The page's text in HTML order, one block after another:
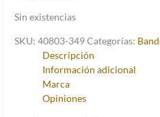
original
era:
56,95 €.
es:
39,87 €.
Sin existencias
SKU:40803-349Categorías:
Descripción
Información adicional
Marca
Opiniones